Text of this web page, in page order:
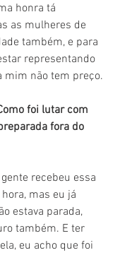
honra tá
as mulheres de
também, e para
representando
mim não tem preço.
foi lutar com
fora do
recebeu essa
mas eu já
estava parada,
também. E ter
eu acho que foi